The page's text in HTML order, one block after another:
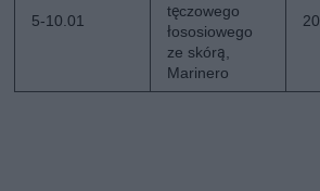
5-10.01
tęczowego
łososiowego
ze skórą,
Marinero